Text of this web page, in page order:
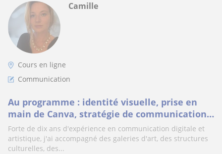
Camille
Cours en ligne
Communication
Au programme : identité visuelle, prise en
main de Canva, stratégie de communication
digitale, réseaux sociaux (Facebook, Instagr
Forte de dix ans d'expérience en communication digitale et
artistique, j'ai accompagné des galeries d'art, des structures
culturelles, des...